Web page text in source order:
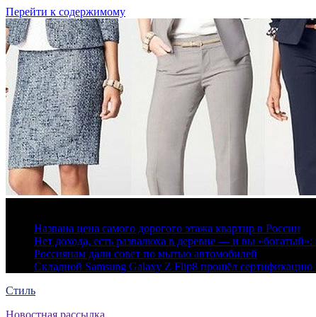
Перейти к содержимому
Названа цена самого дорогого этажа квартир в России
Нет дохода, есть развалюха в деревне — и вы
Россиянам дали совет по мытью автомобилей
Складной Samsung Galaxy Z Flip8 прошёл сертификацию
Стиль
Новостная рассылка